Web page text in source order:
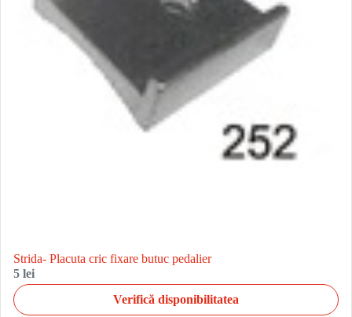
Strida- Placuta cric fixare butuc pedalier
5 lei
Verifică disponibilitatea